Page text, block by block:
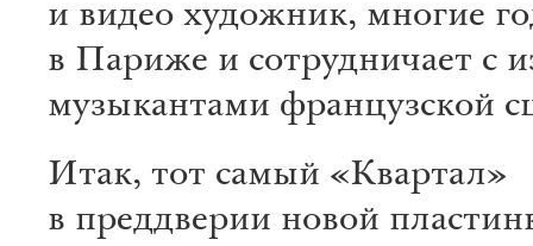
и видео художник, многие
в Париже и сотрудничает с
музыкантами французской
Итак, тот самый «Квартал»
в преддверии новой